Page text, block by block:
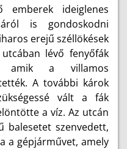
ideiglenes
is gondoskodni
erejű széllökések
lévő fenyőfák
amik a villamos
A további károk
vált a fák
a víz. Az utcán
balesetet szenvedett,
a gépjárművet, amely